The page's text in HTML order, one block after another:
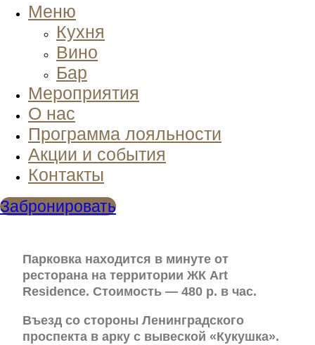
Меню
Кухня
Вино
Бар
Мероприятия
О нас
Программа лояльности
Акции и события
Контакты
Забронировать
Парковка находится в минуте от
ресторана на территории ЖК Art
Residence. Стоимость — 480 р. в час.
Въезд со стороны Ленинградского
проспекта в арку с вывеской «Кукушка».